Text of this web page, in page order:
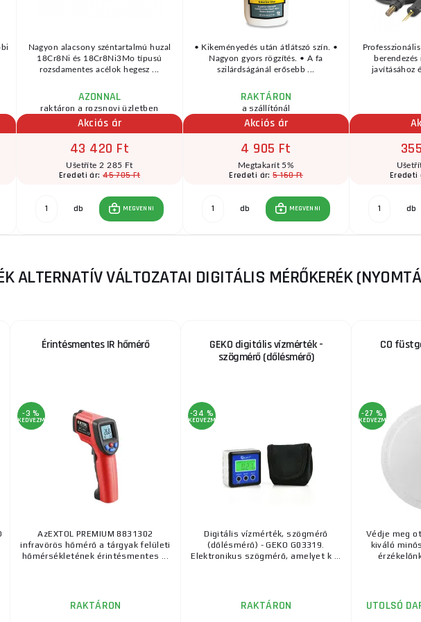
Nagyon alacsony széntartalmú huzal
18Cr8Ni és 18Cr8Ni3Mo típusú
rozsdamentes acélok hegesz ...
AZONNAL
raktáron a rozsnovi üzletben
Akciós ár
43 420 Ft
Ušetříte 2 285 Ft
Eredeti ár:45 705 Ft
db MEGVENNI
• Kikeményedés után átlátszó szín. •
Nagyon gyors rögzítés. • A fa
szilárdságánál erősebb ...
RAKTÁRON
a szállítónál
Akciós ár
4 905 Ft
Megtakarít 5%
Eredeti ár:5 160 Ft
db MEGVENNI
javításához
Eredeti
db
ALTERNATÍV VÁLTOZATAI DIGITÁLIS MÉRŐKERÉK
Érintésmentes IR hőmérő
-3 %
KEDVEZMÉNY
AzEXTOL PREMIUM 8831302
infravörös hőmérő a tárgyak felületi
hőmérsékletének érintésmentes ...
RAKTÁRON
GEKO digitális vízmérték -
szögmérő (dőlésmérő)
-34 %
KEDVEZMÉNY
Digitális vízmérték, szögmérő
(dőlésmérő) - GEKO G03319.
Elektronikus szögmérő, amelyet k ...
RAKTÁRON
CO
-27 %
KEDVEZMÉNY
Védje meg
kiváló
UTOLSÓ